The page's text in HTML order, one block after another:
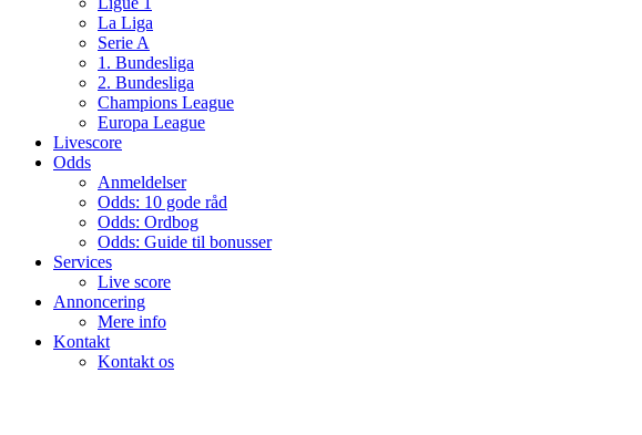
La Liga
Serie A
1. Bundesliga
2. Bundesliga
Champions League
Europa League
Livescore
Odds
Anmeldelser
Odds: 10 gode råd
Odds: Ordbog
Odds: Guide til bonusser
Services
Live score
Annoncering
Mere info
Kontakt
Kontakt os